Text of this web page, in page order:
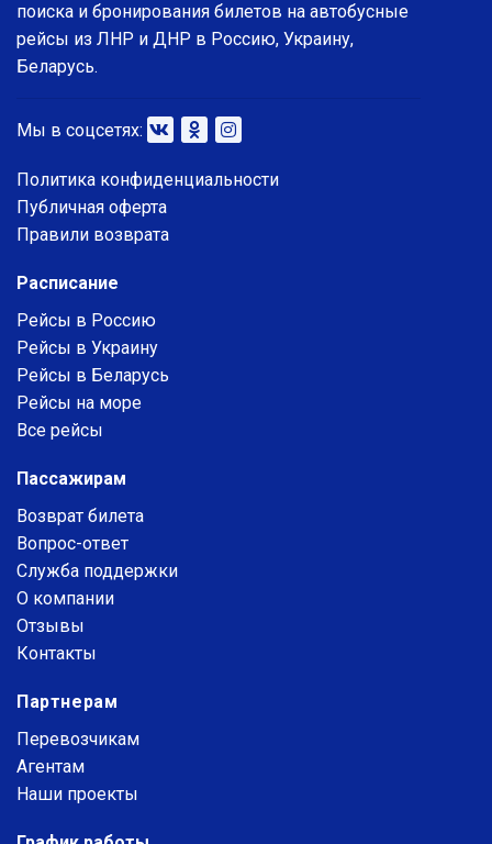
поиска и бронирования билетов на автобусные
рейсы из ЛНР и ДНР в Россию, Украину,
Беларусь.
Мы в соцсетях:
Политика конфиденциальности
Публичная оферта
Правили возврата
Расписание
Рейсы в Россию
Рейсы в Украину
Рейсы в Беларусь
Рейсы на море
Все рейсы
Пассажирам
Возврат билета
Вопрос-ответ
Служба поддержки
О компании
Отзывы
Контакты
Партнерам
Перевозчикам
Агентам
Наши проекты